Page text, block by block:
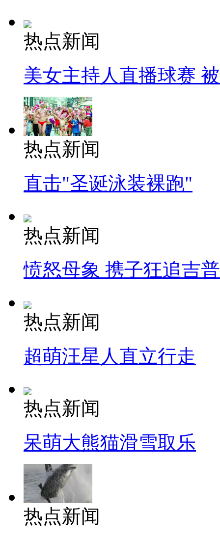
热点新闻
美女主持人直播球赛
热点新闻
直击"圣诞泳装裸跑"
热点新闻
愤怒母象 携子狂追吉
热点新闻
超萌汪星人直立行走
热点新闻
呆萌大熊猫滑雪取乐
热点新闻